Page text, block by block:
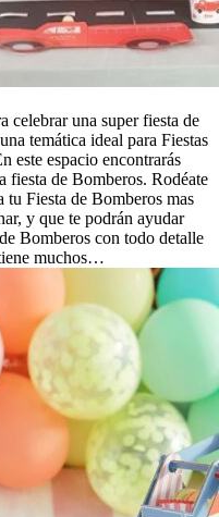
celebrar una super fiesta de
temática ideal para Fiestas
este espacio encontrarás
fiesta de Bomberos. Rodéate
tu Fiesta de Bomberos mas
y que te podrán ayudar
Bomberos con todo detalle
muchos…